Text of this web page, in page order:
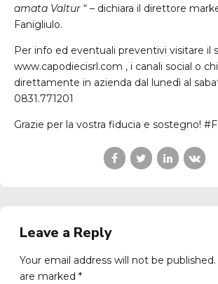
amata Valtur “ – dichiara il direttore
Fanigliulo.
Per info ed eventuali preventivi visitare il
www.capodiecisrl.com , i canali social o
direttamente in azienda dal lunedì al
0831.771201
Grazie per la vostra fiducia e sostegno!
Leave a Reply
Your email address will not be
are marked *